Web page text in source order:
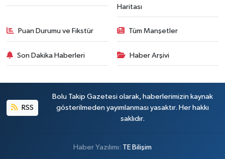
Haritası
Puan Durumu ve Fikstür Tüm Manşetler
Son Dakika Haberleri Haber Arşivi
RSS
Bolu Takip Gazetesi olarak, haberlerimizin kaynak
gösterilmeden yayımlanması yasaktır. Her hakkı
saklıdır.
Haber Yazılımı: TE Bilişim